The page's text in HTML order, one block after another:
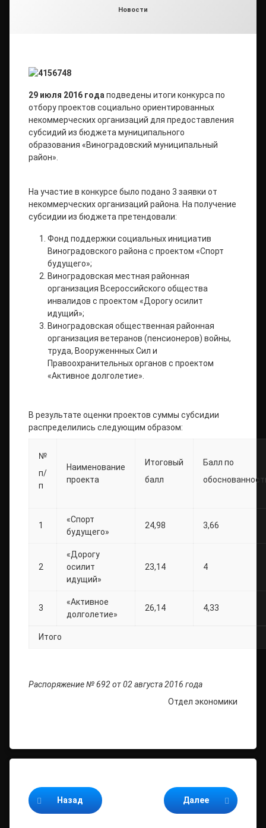
Рубрики:
Новости
29 июля 2016 года подведены итоги конкурса по
отбору проектов социально ориентированных
некоммерческих организаций для предоставления
субсидий из бюджета муниципального
образования «Виноградовский муниципальный
район».
На участие в конкурсе было подано 3 заявки от
некоммерческих организаций района. На получение
субсидии из бюджета претендовали:
Фонд поддержки социальных инициатив
Виноградовского района с проектом «Спорт
будущего»;
Виноградовская местная районная
организация Всероссийского общества
инвалидов с проектом «Дорогу осилит
идущий»;
Виноградовская общественная районная
организация ветеранов (пенсионеров) войны,
труда, Вооруженнных Сил и
Правоохранительных органов с проектом
«Активное долголетие».
В результате оценки проектов суммы субсидии
распределились следующим образом:
№
п/
п
Наименование
проекта
Итоговый
балл
Балл по
1
«Спорт
будущего»
24,98 3,66
2
«Дорогу
осилит
идущий»
23,14 4
3
«Активное
долголетие»
26,14 4,33
Итого
Распоряжение № 692 от 02 августа 2016 года
Отдел экономики
Назад Далее